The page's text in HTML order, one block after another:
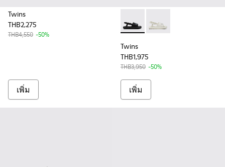
Twins
THB2,275
THB4,550 -50%
เพิ่ม
Twins - K800631-003 -
Twins - K800631-
Twins
THB1,975
THB3,950 -50%
เพิ่ม